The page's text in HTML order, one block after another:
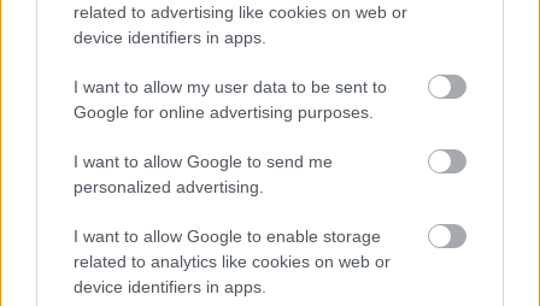
related to advertising like cookies on web or
device identifiers in apps.
I want to allow my user data to be sent to
Google for online advertising purposes.
I want to allow Google to send me
personalized advertising.
I want to allow Google to enable storage
related to analytics like cookies on web or
device identifiers in apps.
Άνευ προηγουμένου τα pre orders του GTA 6